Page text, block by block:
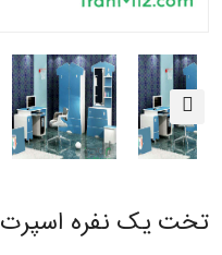
تخت یک نفره اسپرت